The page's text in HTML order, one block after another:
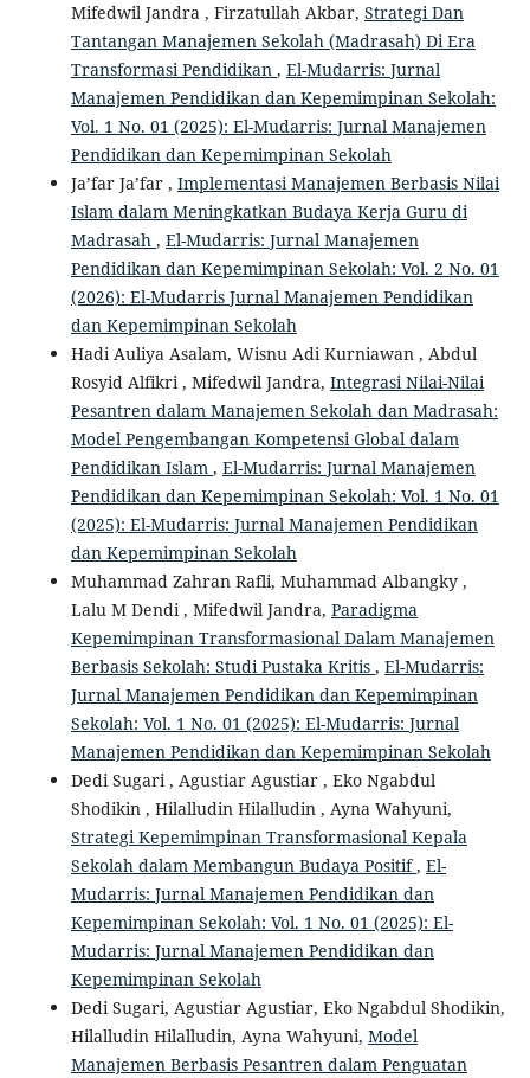
Mifedwil Jandra , Firzatullah Akbar, Strategi Dan
Tantangan Manajemen Sekolah (Madrasah) Di Era
Transformasi Pendidikan , El-Mudarris: Jurnal
Manajemen Pendidikan dan Kepemimpinan Sekolah:
Vol. 1 No. 01 (2025): El-Mudarris: Jurnal Manajemen
Pendidikan dan Kepemimpinan Sekolah
Ja’far Ja’far , Implementasi Manajemen Berbasis Nilai
Islam dalam Meningkatkan Budaya Kerja Guru di
Madrasah , El-Mudarris: Jurnal Manajemen
Pendidikan dan Kepemimpinan Sekolah: Vol. 2 No. 01
(2026): El-Mudarris Jurnal Manajemen Pendidikan
dan Kepemimpinan Sekolah
Hadi Auliya Asalam, Wisnu Adi Kurniawan , Abdul
Rosyid Alfikri , Mifedwil Jandra, Integrasi Nilai-Nilai
Pesantren dalam Manajemen Sekolah dan Madrasah:
Model Pengembangan Kompetensi Global dalam
Pendidikan Islam , El-Mudarris: Jurnal Manajemen
Pendidikan dan Kepemimpinan Sekolah: Vol. 1 No. 01
(2025): El-Mudarris: Jurnal Manajemen Pendidikan
dan Kepemimpinan Sekolah
Muhammad Zahran Rafli, Muhammad Albangky ,
Lalu M Dendi , Mifedwil Jandra, Paradigma
Kepemimpinan Transformasional Dalam Manajemen
Berbasis Sekolah: Studi Pustaka Kritis , El-Mudarris:
Jurnal Manajemen Pendidikan dan Kepemimpinan
Sekolah: Vol. 1 No. 01 (2025): El-Mudarris: Jurnal
Manajemen Pendidikan dan Kepemimpinan Sekolah
Dedi Sugari , Agustiar Agustiar , Eko Ngabdul
Shodikin , Hilalludin Hilalludin , Ayna Wahyuni,
Strategi Kepemimpinan Transformasional Kepala
Sekolah dalam Membangun Budaya Positif, El-
Mudarris: Jurnal Manajemen Pendidikan dan
Kepemimpinan Sekolah: Vol. 1 No. 01 (2025): El-
Mudarris: Jurnal Manajemen Pendidikan dan
Kepemimpinan Sekolah
Dedi Sugari, Agustiar Agustiar, Eko Ngabdul Shodikin,
Hilalludin Hilalludin, Ayna Wahyuni, Model
Manajemen Berbasis Pesantren dalam Penguatan